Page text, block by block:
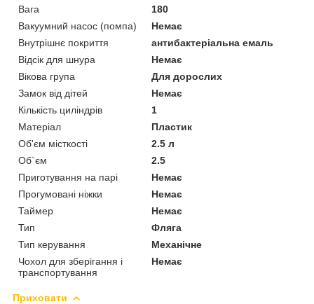
Вага
180
Вакуумний насос (помпа)
Немає
Внутрішнє покриття
антибактеріальна емаль
Відсік для шнура
Немає
Вікова група
Для дорослих
Замок від дітей
Немає
Кількість циліндрів
1
Матеріал
Пластик
Об'єм місткості
2.5 л
Об`єм
2.5
Приготування на парі
Немає
Прогумовані ніжки
Немає
Таймер
Немає
Тип
Фляга
Тип керування
Механічне
Чохол для зберігання і
транспортування
Немає
Приховати